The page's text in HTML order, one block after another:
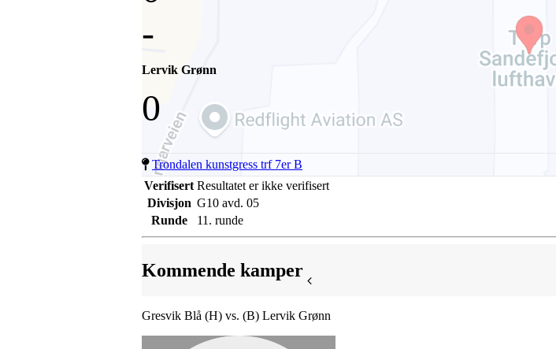
-
Lervik Grønn
0
Trondalen kunstgress trf 7er B
Verifisert Resultatet er ikke verifisert
Divisjon G10 avd. 05
Runde
11. runde
Kommende kamper
Gresvik Blå (H) vs. (B) Lervik Grønn